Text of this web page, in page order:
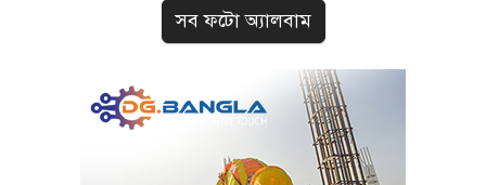
সব ফটো অ্যালবাম